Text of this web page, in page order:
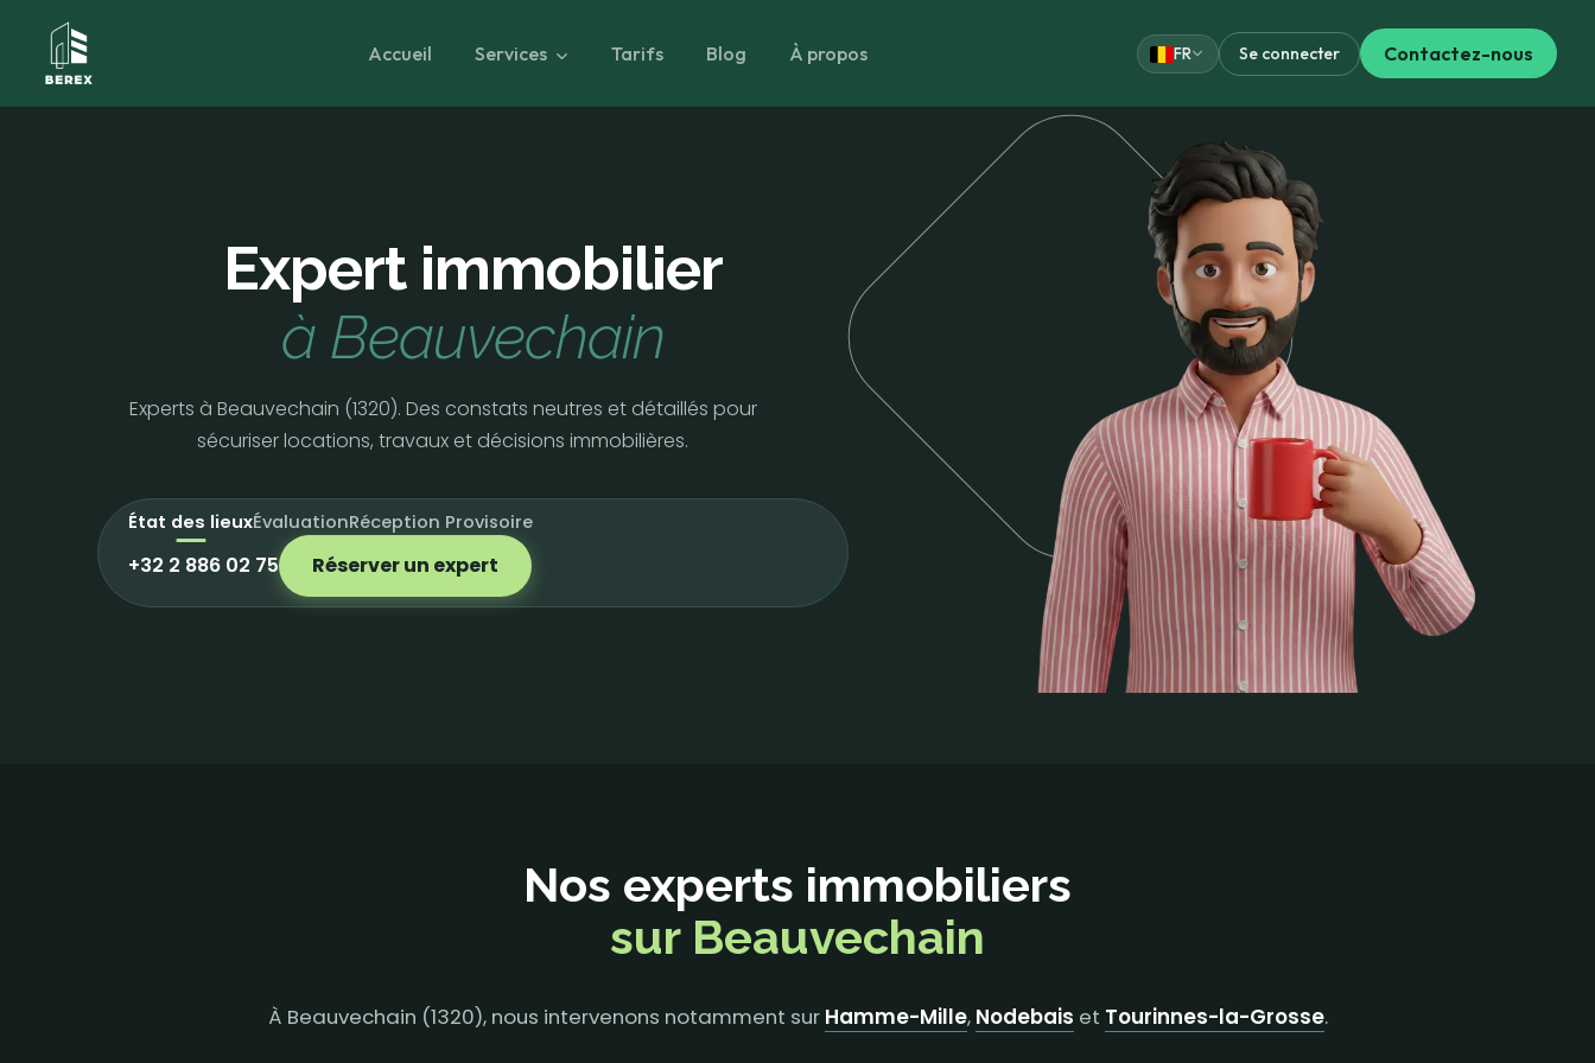
Accueil Services Tarifs Blog À propos FR Se connecter Contactez-nous
Expert immobilier
à Beauvechain
Experts à Beauvechain (1320). Des constats neutres et détaillés pour
sécuriser locations, travaux et décisions immobilières.
État des lieuxÉvaluationRéception Provisoire
+32 2 886 02 75 Réserver un expert
Nos experts immobiliers
sur Beauvechain
À Beauvechain (1320), nous intervenons notamment sur Hamme-Mille, Nodebais et Tourinnes-la-Grosse.